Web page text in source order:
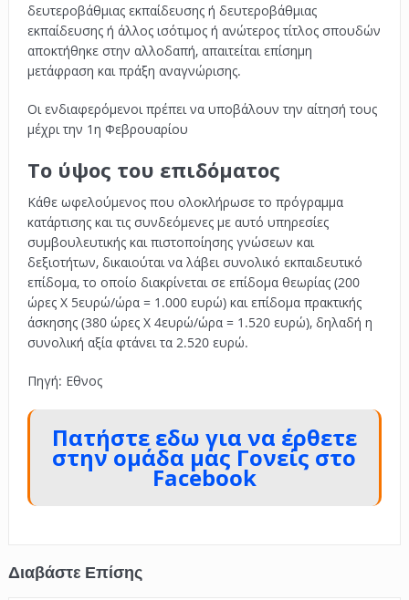
δευτεροβάθμιας εκπαίδευσης ή δευτεροβάθμιας
εκπαίδευσης ή άλλος ισότιμος ή ανώτερος τίτλος σπουδών
αποκτήθηκε στην αλλοδαπή, απαιτείται επίσημη
μετάφραση και πράξη αναγνώρισης.
Οι ενδιαφερόμενοι πρέπει να υποβάλουν την αίτησή τους
μέχρι την 1η Φεβρουαρίου
Το ύψος του επιδόματος
Κάθε ωφελούμενος που ολοκλήρωσε το πρόγραμμα
κατάρτισης και τις συνδεόμενες με αυτό υπηρεσίες
συμβουλευτικής και πιστοποίησης γνώσεων και
δεξιοτήτων, δικαιούται να λάβει συνολικό εκπαιδευτικό
επίδομα, το οποίο διακρίνεται σε επίδομα θεωρίας (200
ώρες Χ 5ευρώ/ώρα = 1.000 ευρώ) και επίδομα πρακτικής
άσκησης (380 ώρες Χ 4ευρώ/ώρα = 1.520 ευρώ), δηλαδή η
συνολική αξία φτάνει τα 2.520 ευρώ.
Πηγή: Εθνος
Πατήστε εδω για να έρθετε
στην ομάδα μας Γονείς στο
Facebook